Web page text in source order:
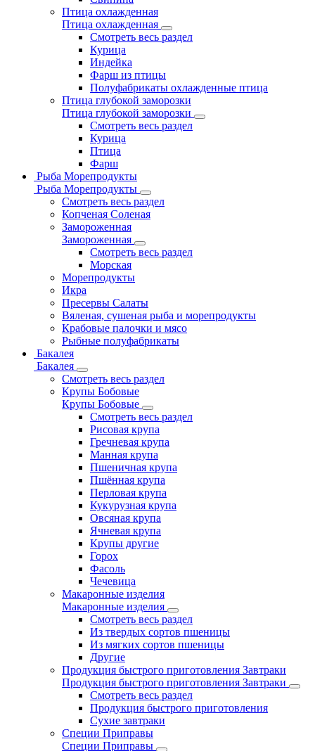
Птица охлажденная
Птица охлажденная
Смотреть весь раздел
Курица
Индейка
Фарш из птицы
Полуфабрикаты охлажденные птица
Птица глубокой заморозки
Птица глубокой заморозки
Смотреть весь раздел
Курица
Птица
Фарш
Рыба Морепродукты
Рыба Морепродукты
Смотреть весь раздел
Копченая Соленая
Замороженная
Замороженная
Смотреть весь раздел
Морская
Морепродукты
Икра
Пресервы Салаты
Вяленая, сушеная рыба и морепродукты
Крабовые палочки и мясо
Рыбные полуфабрикаты
Бакалея
Бакалея
Смотреть весь раздел
Крупы Бобовые
Крупы Бобовые
Смотреть весь раздел
Рисовая крупа
Гречневая крупа
Манная крупа
Пшеничная крупа
Пшённая крупа
Перловая крупа
Кукурузная крупа
Овсяная крупа
Ячневая крупа
Крупы другие
Горох
Фасоль
Чечевица
Макаронные изделия
Макаронные изделия
Смотреть весь раздел
Из твердых сортов пшеницы
Из мягких сортов пшеницы
Другие
Продукция быстрого приготовления Завтраки
Продукция быстрого приготовления Завтраки
Смотреть весь раздел
Продукция быстрого приготовления
Сухие завтраки
Специи Приправы
Специи Приправы